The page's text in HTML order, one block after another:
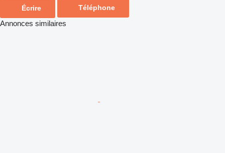
Écrire Téléphone
Annonces similaires